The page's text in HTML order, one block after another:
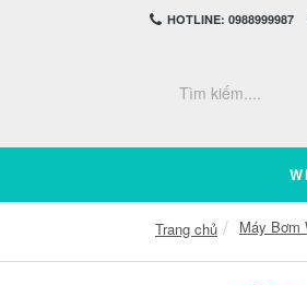
HOTLINE: 0988999987
Trang chủ Máy Bơm